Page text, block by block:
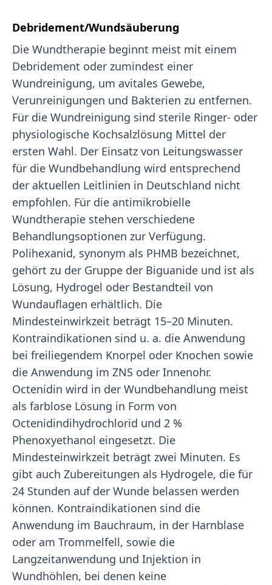
Debridement/Wundsäuberung
Die Wundtherapie beginnt meist mit einem
Debridement oder zumindest einer
Wundreinigung, um avitales Gewebe,
Verunreinigungen und Bakterien zu entfernen.
Für die Wundreinigung sind sterile Ringer- oder
physiologische Kochsalzlösung Mittel der
ersten Wahl. Der Einsatz von Leitungswasser
für die Wundbehandlung wird entsprechend
der aktuellen Leitlinien in Deutschland nicht
empfohlen. Für die antimikrobielle
Wundtherapie stehen verschiedene
Behandlungsoptionen zur Verfügung.
Polihexanid, synonym als PHMB bezeichnet,
gehört zu der Gruppe der Biguanide und ist als
Lösung, Hydrogel oder Bestandteil von
Wundauflagen erhältlich. Die
Mindesteinwirkzeit beträgt 15–20 Minuten.
Kontraindikationen sind u. a. die Anwendung
bei freiliegendem Knorpel oder Knochen sowie
die Anwendung im ZNS oder Innenohr.
Octenidin wird in der Wundbehandlung meist
als farblose Lösung in Form von
Octenidindihydrochlorid und 2 %
Phenoxyethanol eingesetzt. Die
Mindesteinwirkzeit beträgt zwei Minuten. Es
gibt auch Zubereitungen als Hydrogele, die für
24 Stunden auf der Wunde belassen werden
können. Kontraindikationen sind die
Anwendung im Bauchraum, in der Harnblase
oder am Trommelfell, sowie die
Langzeitanwendung und Injektion in
Wundhöhlen, bei denen keine